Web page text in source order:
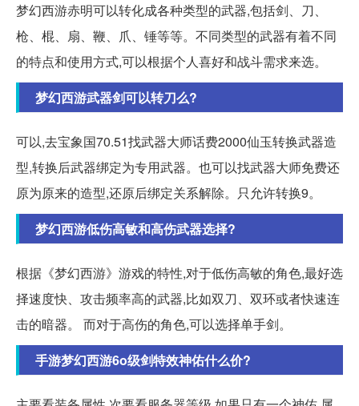
梦幻西游赤明可以转化成各种类型的武器,包括剑、刀、
枪、棍、扇、鞭、爪、锤等等。不同类型的武器有着不同
的特点和使用方式,可以根据个人喜好和战斗需求来选。
梦幻西游武器剑可以转刀么?
可以,去宝象国70.51找武器大师话费2000仙玉转换武器造
型,转换后武器绑定为专用武器。也可以找武器大师免费还
原为原来的造型,还原后绑定关系解除。只允许转换9。
梦幻西游低伤高敏和高伤武器选择?
根据《梦幻西游》游戏的特性,对于低伤高敏的角色,最好选
择速度快、攻击频率高的武器,比如双刀、双环或者快速连
击的暗器。 而对于高伤的角色,可以选择单手剑。
手游梦幻西游6o级剑特效神佑什么价?